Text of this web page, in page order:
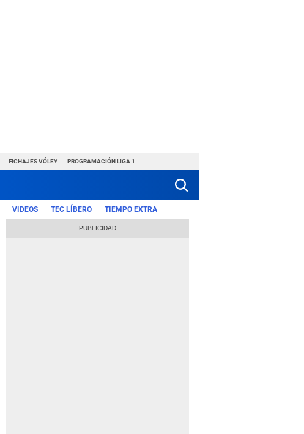
FICHAJES VÓLEY PROGRAMACIÓN LIGA 1
VIDEOS TEC LÍBERO TIEMPO EXTRA